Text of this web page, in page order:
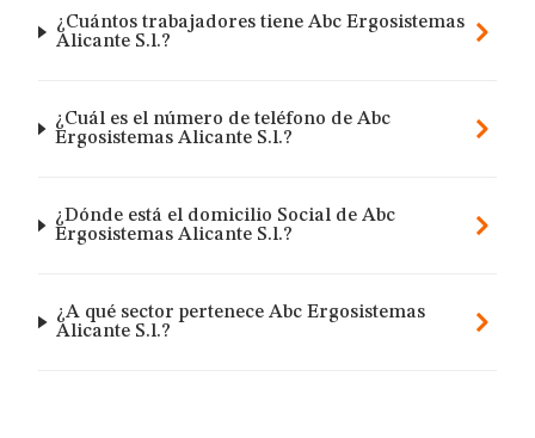
¿Cuántos trabajadores tiene Abc Ergosistemas
Alicante S.l.?
¿Cuál es el número de teléfono de Abc
Ergosistemas Alicante S.l.?
¿Dónde está el domicilio Social de Abc
Ergosistemas Alicante S.l.?
¿A qué sector pertenece Abc Ergosistemas
Alicante S.l.?